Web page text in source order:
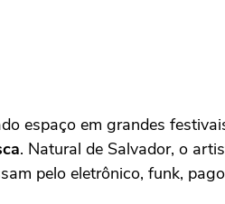
espaço em grandes
. Natural de Salvador, o
pelo eletrônico, funk,